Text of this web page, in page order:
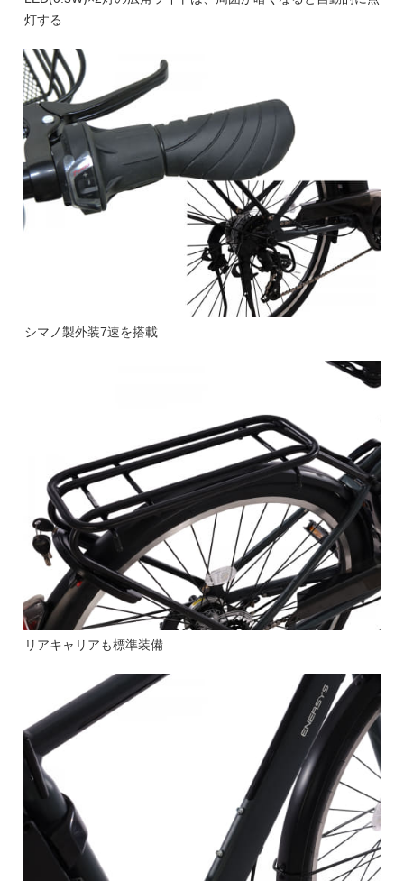
灯する
シマノ製外装7速を搭載
リアキャリアも標準装備